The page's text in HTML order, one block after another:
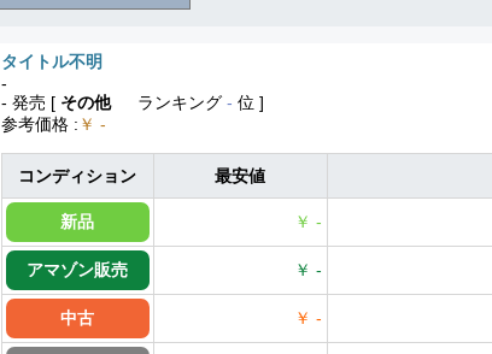
タイトル不明
-
- 発売 [ その他 ランキング - 位 ]
参考価格 : ￥ -
コンディション 最安値
新品 ￥ -
アマゾン販売 ￥ -
中古 ￥ -